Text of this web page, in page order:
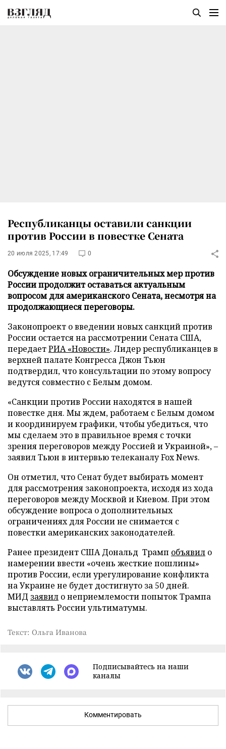
Республиканцы оставили санкции
против России в повестке Сената
20 июля 2025, 17:49 0
Обсуждение новых ограничительных мер против
России продолжит оставаться актуальным
вопросом для американского Сената, несмотря на
продолжающиеся переговоры.
Законопроект о введении новых санкций против
России остается на рассмотрении Сената США,
передаетРИА «Новости». Лидер республиканцев в
верхней палате Конгресса Джон Тьюн
подтвердил, что консультации по этому вопросу
ведутся совместно с Белым домом.
«Санкции против России находятся в нашей
повестке дня. Мы ждем, работаем с Белым домом
и координируем графики, чтобы убедиться, что
мы сделаем это в правильное время с точки
зрения переговоров между Россией и Украиной», –
заявил Тьюн в интервью телеканалу Fox News.
Он отметил, что Сенат будет выбирать момент
для рассмотрения законопроекта, исходя из хода
переговоров между Москвой и Киевом. При этом
обсуждение вопроса о дополнительных
ограничениях для России не снимается с
повестки американских законодателей.
Ранее президент США Дональд Трамп объявил о
намерении ввести «очень жесткие пошлины»
против России, если урегулирование конфликта
на Украине не будет достигнуто за 50 дней.
МИД заявил о неприемлемости попыток Трампа
выставлять России ультиматумы.
Текст: Ольга Иванова
Подписывайтесь на наши
каналы
Комментировать